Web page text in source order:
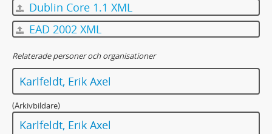
Dublin Core 1.1 XML
EAD 2002 XML
Relaterade personer och organisationer
Karlfeldt, Erik Axel
(Arkivbildare)
Karlfeldt, Erik Axel